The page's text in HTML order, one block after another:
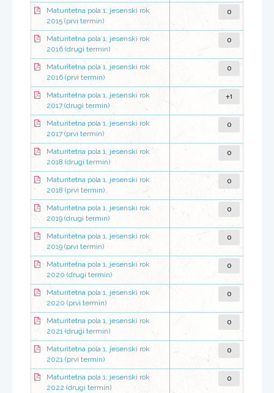
Maturitetna pola 1, jesenski rok
2015 (prvi termin)
0
Maturitetna pola 1, jesenski rok
2016 (drugi termin)
0
Maturitetna pola 1, jesenski rok
2016 (prvi termin)
0
Maturitetna pola 1, jesenski rok
2017 (drugi termin)
+1
Maturitetna pola 1, jesenski rok
2017 (prvi termin)
0
Maturitetna pola 1, jesenski rok
2018 (drugi termin)
0
Maturitetna pola 1, jesenski rok
2018 (prvi termin)
0
Maturitetna pola 1, jesenski rok
2019 (drugi termin)
0
Maturitetna pola 1, jesenski rok
2019 (prvi termin)
0
Maturitetna pola 1, jesenski rok
2020 (drugi termin)
0
Maturitetna pola 1, jesenski rok
2020 (prvi termin)
0
Maturitetna pola 1, jesenski rok
2021 (drugi termin)
0
Maturitetna pola 1, jesenski rok
2021 (prvi termin)
0
Maturitetna pola 1, jesenski rok
2022 (drugi termin)
0